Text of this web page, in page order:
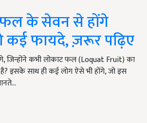
के सेवन से होंगे
कई फायदे, ज़रूर पढ़िए
जिन्होंने कभी लोकाट फल (Loquat Fruit) का
इसके साथ ही कई लोग ऐसे भी होंगे, जो इस